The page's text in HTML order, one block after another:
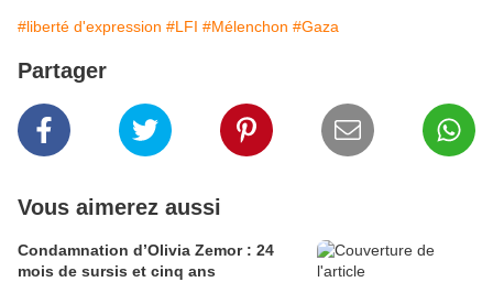
#liberté d'expression #LFI #Mélenchon #Gaza
Partager
Vous aimerez aussi
Condamnation d’Olivia Zemor : 24
mois de sursis et cinq ans